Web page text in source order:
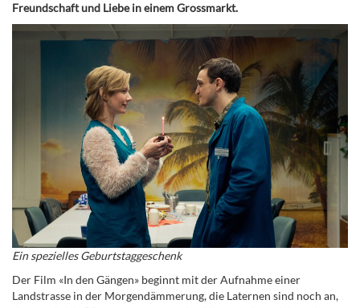
Freundschaft und Liebe in einem Grossmarkt.
Ein spezielles Geburtstaggeschenk
Der Film «In den Gängen» beginnt mit der Aufnahme einer
Landstrasse in der Morgendämmerung, die Laternen sind noch an,